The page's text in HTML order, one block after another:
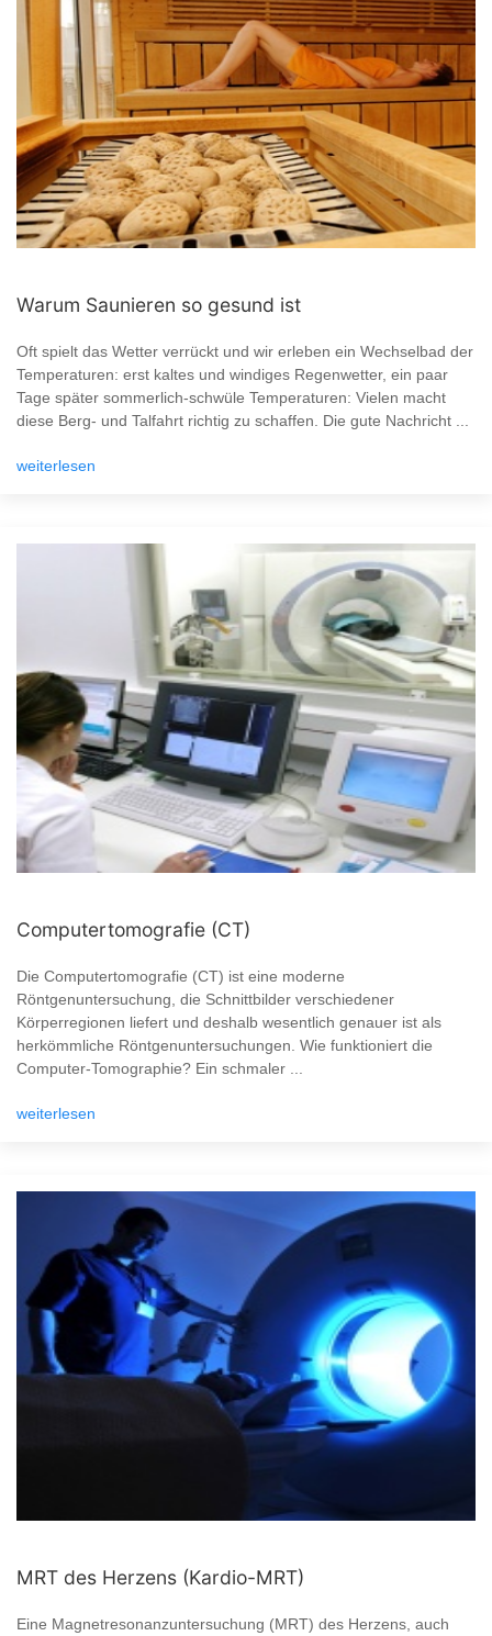
Warum Saunieren so gesund ist
Oft spielt das Wetter verrückt und wir erleben ein Wechselbad der
Temperaturen: erst kaltes und windiges Regenwetter, ein paar
Tage später sommerlich-schwüle Temperaturen: Vielen macht
diese Berg- und Talfahrt richtig zu schaffen. Die gute Nachricht ...
weiterlesen
Computertomografie (CT)
Die Computertomografie (CT) ist eine moderne
Röntgenuntersuchung, die Schnittbilder verschiedener
Körperregionen liefert und deshalb wesentlich genauer ist als
herkömmliche Röntgenuntersuchungen. Wie funktioniert die
Computer-Tomographie? Ein schmaler ...
weiterlesen
MRT des Herzens (Kardio-MRT)
Eine Magnetresonanzuntersuchung (MRT) des Herzens, auch